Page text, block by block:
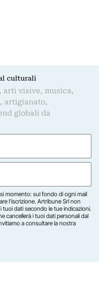
culturali
visive, musica,
artigianato,
globali da
momento: sul fondo di ogni mail
l’iscrizione. Artribune Srl non
tuoi dati secondo le tue indicazioni.
cancellerà i tuoi dati personali dal
a consultare la nostra